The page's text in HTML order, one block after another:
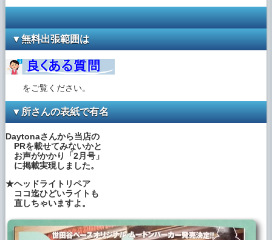
2022年10月22 日
中」を追加しました。
ブログに 「◆ヘッドライトのリペア事例、
2022年10月4 日
ブログに 「本日、お電話つながりにくいで
す」を追加しました。
2022年8月29 日
ブログに 「◆ホームページ閲覧不可、ご不
便をおかけしました」を追加しました。
2022年7月1 日
ブログに 「◆ホイールのリペア事例、更新
中」を追加しました。
▼無料出張範囲は
をご覧ください。
▼所さんの表紙で有名
Daytonaさんから当店の
PRを載せてみないかと
お声がかかり「2月号」
に掲載実現しました。
★ヘッドライトリペア
ココ迄ひどいライトも
直しちゃいますよ。